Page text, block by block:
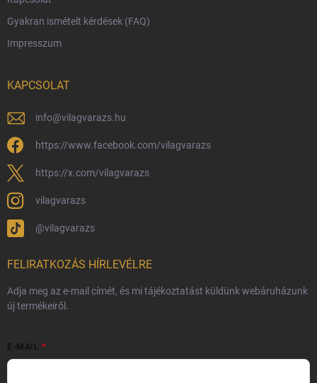
Reklamáció és visszáru
Hűségprogram
Általános Szerződési Feltételek
Adatvédelmi feltételek
Fémjelzés és nemesfém-tájékoztató
Gyakran ismételt kérdések (FAQ)
Impresszum
KAPCSOLAT
info@vilagvarazs.hu
https://www.facebook.com/vilagvarazs
https://x.com/vilagvarazs
vilagvarazs
@vilagvarazs
FELIRATKOZÁS HÍRLEVÉLRE
Adja meg az e-mail címét, és mi tájékoztatást küldünk webáruházunk
új termékeiről.
E-MAIL